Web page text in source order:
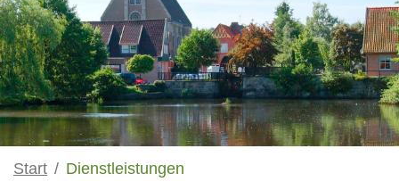
Start Dienstleistungen